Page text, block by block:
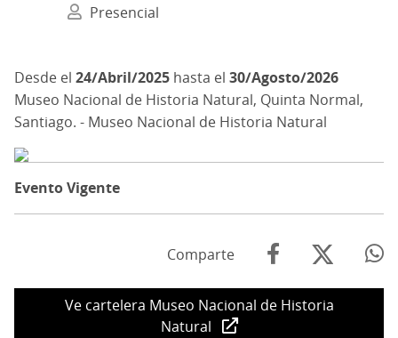
Presencial
24/Abril/2025 hasta el 30/Agosto/2026
Museo Nacional de Historia Natural, Quinta Normal,
Santiago. - Museo Nacional de Historia Natural
Evento Vigente
Comparte
Ve cartelera Museo Nacional de Historia
Natural